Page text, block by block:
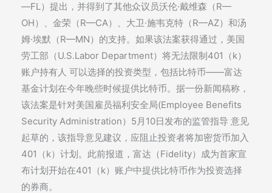
—FL）提出，并得到了其他众议员沃伦·戴维森（R—
OH）、金荣（R—CA）、大卫·施韦克特（R—AZ）和汤
姆·埃默（R—MN）的支持。如果该法案获得通过，美国
劳工部（U.S.Labor Department）将无法限制401（k）
账户持有人 可以选择的投资类型，包括比特币——富达
基金计划在今年晚些时候提供比特币。据一份新闻稿称，
该法案是针对美国雇员福利安全局(Employee Benefits
Security Administration）5月10日发布的监管指导 意见
起草的，该指导意见建议，应阻止投资者将加密货币加入
401（k）计划。此前报道，富达（Fidelity）成为首家宣
布计划开始在401（k）账户中提供比特币作为投资选择
的券商。